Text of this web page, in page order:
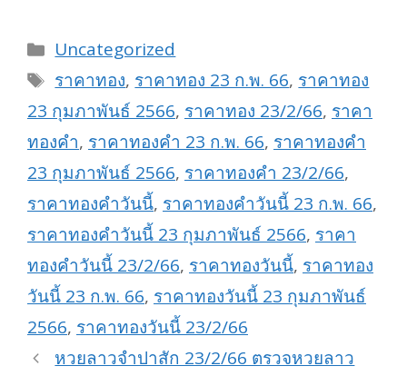
Categories
Uncategorized
Tags
ราคาทอง, ราคาทอง 23 ก.พ. 66, ราคาทอง
23 กุมภาพันธ์ 2566, ราคาทอง 23/2/66, ราคา
ทองคำ, ราคาทองคำ 23 ก.พ. 66, ราคาทองคำ
23 กุมภาพันธ์ 2566, ราคาทองคำ 23/2/66,
ราคาทองคำวันนี้, ราคาทองคำวันนี้ 23 ก.พ. 66,
ราคาทองคำวันนี้ 23 กุมภาพันธ์ 2566, ราคา
ทองคำวันนี้ 23/2/66, ราคาทองวันนี้, ราคาทอง
วันนี้ 23 ก.พ. 66, ราคาทองวันนี้ 23 กุมภาพันธ์
2566, ราคาทองวันนี้ 23/2/66
หวยลาวจำปาสัก 23/2/66 ตรวจหวยลาว